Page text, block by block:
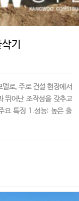
기
로, 주로 건설 현장에서
뛰어난 조작성을 갖추고
요 특징 1.성능: 높은 출